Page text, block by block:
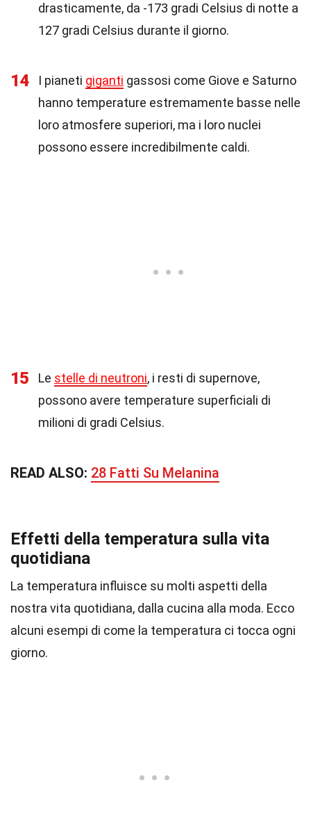
drasticamente, da -173 gradi Celsius di notte a
127 gradi Celsius durante il giorno.
14 I pianeti giganti gassosi come Giove e Saturno
hanno temperature estremamente basse nelle
loro atmosfere superiori, ma i loro nuclei
possono essere incredibilmente caldi.
15 Le stelle di neutroni, i resti di supernove,
possono avere temperature superficiali di
milioni di gradi Celsius.
READ ALSO: 28 Fatti Su Melanina
Effetti della temperatura sulla vita
quotidiana
La temperatura influisce su molti aspetti della
nostra vita quotidiana, dalla cucina alla moda. Ecco
alcuni esempi di come la temperatura ci tocca ogni
giorno.